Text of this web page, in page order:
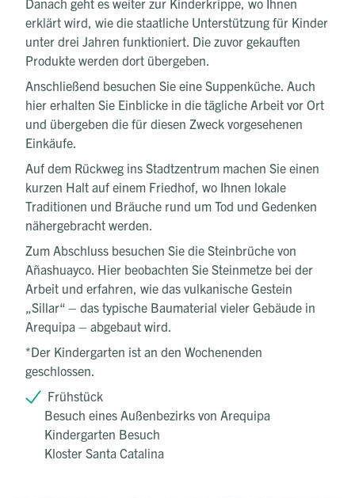
Danach geht es weiter zur Kinderkrippe, wo Ihnen
erklärt wird, wie die staatliche Unterstützung für Kinder
unter drei Jahren funktioniert. Die zuvor gekauften
Produkte werden dort übergeben.
Anschließend besuchen Sie eine Suppenküche. Auch
hier erhalten Sie Einblicke in die tägliche Arbeit vor Ort
und übergeben die für diesen Zweck vorgesehenen
Einkäufe.
Auf dem Rückweg ins Stadtzentrum machen Sie einen
kurzen Halt auf einem Friedhof, wo Ihnen lokale
Traditionen und Bräuche rund um Tod und Gedenken
nähergebracht werden.
Zum Abschluss besuchen Sie die Steinbrüche von
Añashuayco. Hier beobachten Sie Steinmetze bei der
Arbeit und erfahren, wie das vulkanische Gestein
„Sillar“ – das typische Baumaterial vieler Gebäude in
Arequipa – abgebaut wird.
*Der Kindergarten ist an den Wochenenden
geschlossen.
Frühstück
Besuch eines Außenbezirks von Arequipa
Kindergarten Besuch
Kloster Santa Catalina